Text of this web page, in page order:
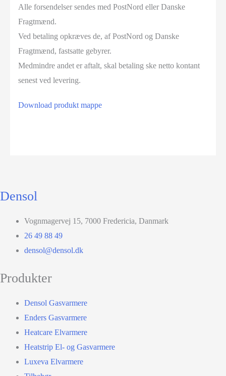
Alle forsendelser sendes med PostNord eller Danske
Fragtmænd.
Ved betaling opkræves de, af PostNord og Danske
Fragtmænd, fastsatte gebyrer.
Medmindre andet er aftalt, skal betaling ske netto kontant
senest ved levering.
Download produkt mappe
Densol
Vognmagervej 15, 7000 Fredericia, Danmark
26 49 88 49
densol@densol.dk
Produkter
Densol Gasvarmere
Enders Gasvarmere
Heatcare Elvarmere
Heatstrip El- og Gasvarmere
Luxeva Elvarmere